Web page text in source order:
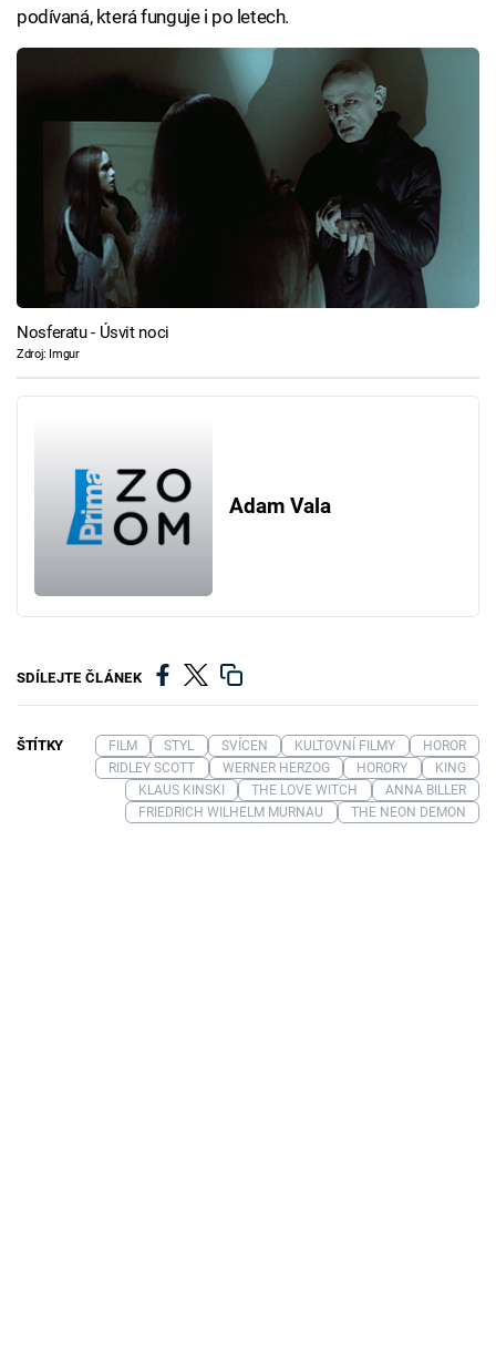
podívaná, která funguje i po letech.
Nosferatu - Úsvit noci
Zdroj: Imgur
Adam Vala
SDÍLEJTE ČLÁNEK
ŠTÍTKY FILM STYL SVÍCEN KULTOVNÍ FILMY
HOROR
RIDLEY SCOTT
WERNER HERZOG HORORY
KING
KLAUS KINSKI
THE LOVE WITCH
ANNA BILLER
FRIEDRICH WILHELM MURNAU
THE NEON DEMON